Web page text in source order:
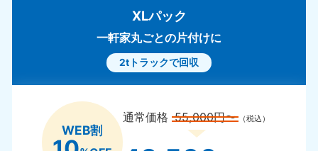
XLパック
一軒家丸ごとの片付けに
2tトラックで回収
WEB割
通常価格55,000円〜 （税込）